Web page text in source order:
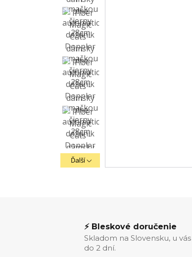
Ďalší
⚡ Bleskové doručenie
Skladom na Slovensku, u vás
do 2 dní.